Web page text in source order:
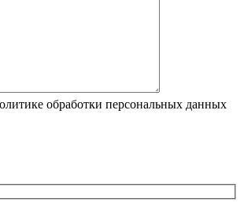
обработки персональных данных